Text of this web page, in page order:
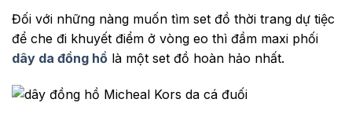
Đối với những nàng muốn tìm set đồ thời trang dự tiệc
để che đi khuyết điểm ở vòng eo thì đầm maxi phối
dây da đồng hồ là một set đồ hoàn hảo nhất.